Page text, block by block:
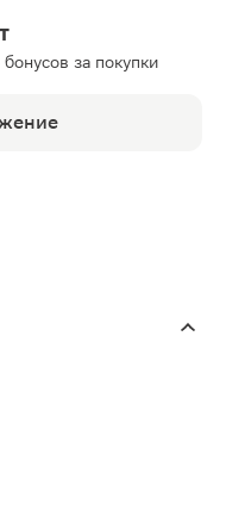
за покупки